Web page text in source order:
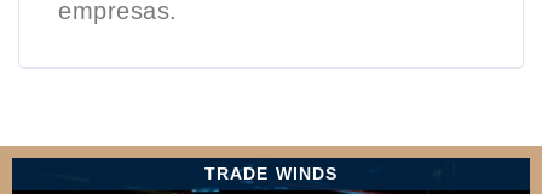
empresas.
TRADE WINDS